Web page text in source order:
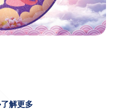
了解更多